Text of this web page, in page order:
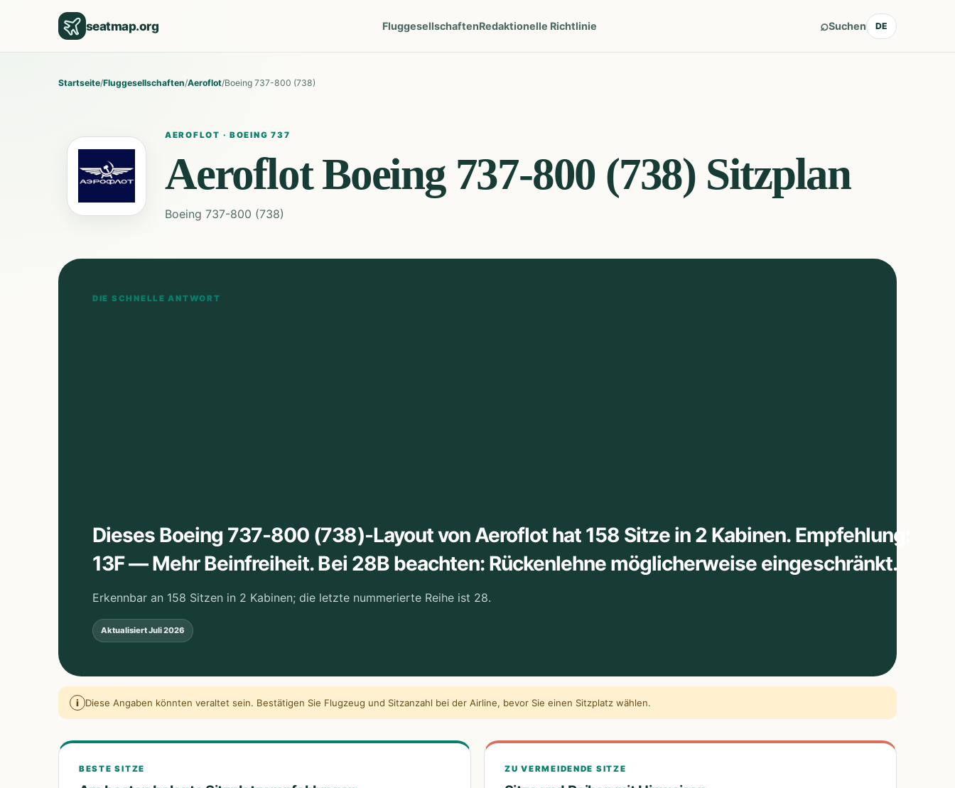
seatmap.org FluggesellschaftenRedaktionelle Richtlinie ⌕Suchen DE
Startseite/Fluggesellschaften/Aeroflot/Boeing 737-800 (738)
AEROFLOT ·BOEING 737
Aeroflot Boeing 737-800 (738) Sitzplan
Boeing 737-800 (738)
DIE SCHNELLE ANTWORT
Dieses Boeing 737-800 (738)-Layout von Aeroflot hat 158 Sitze in 2 Kabinen. Empfehlung:
13F — Mehr Beinfreiheit. Bei 28B beachten: Rückenlehne möglicherweise eingeschränkt.
Erkennbar an 158 Sitzen in 2 Kabinen; die letzte nummerierte Reihe ist 28.
AktualisiertJuli 2026
i Diese Angaben könnten veraltet sein. Bestätigen Sie Flugzeug und Sitzanzahl bei der Airline, bevor Sie einen Sitzplatz wählen.
BESTE SITZE ZU VERMEIDENDE SITZE